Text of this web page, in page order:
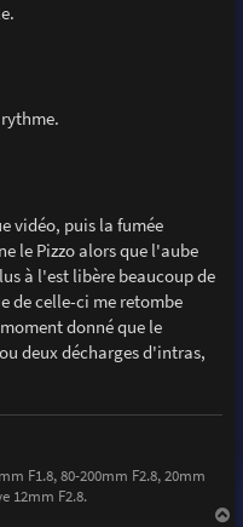
vidéo, puis la fumée
le Pizzo alors que l'aube
à l'est libère beaucoup de
de celle-ci me retombe
donné que le
deux décharges d'intras,
F1.8, 80-200mm F2.8, 20mm
12mm F2.8.